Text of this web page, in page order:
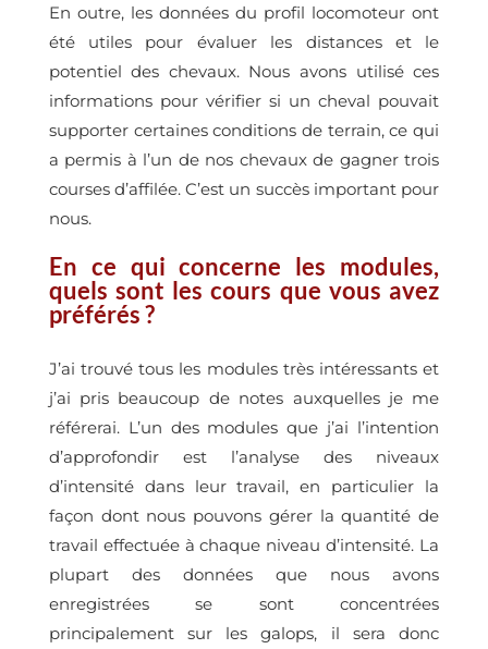
En outre, les données du profil locomoteur ont
été utiles pour évaluer les distances et le
potentiel des chevaux. Nous avons utilisé ces
informations pour vérifier si un cheval pouvait
supporter certaines conditions de terrain, ce qui
a permis à l’un de nos chevaux de gagner trois
courses d’affilée. C’est un succès important pour
nous.
En ce qui concerne les modules,
quels sont les cours que vous avez
préférés ?
J’ai trouvé tous les modules très intéressants et
j’ai pris beaucoup de notes auxquelles je me
référerai. L’un des modules que j’ai l’intention
d’approfondir est l’analyse des niveaux
d’intensité dans leur travail, en particulier la
façon dont nous pouvons gérer la quantité de
travail effectuée à chaque niveau d’intensité. La
plupart des données que nous avons
enregistrées se sont concentrées
principalement sur les galops, il sera donc